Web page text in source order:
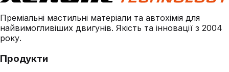
Преміальні мастильні матеріали та автохімія для
найвимогливіших двигунів. Якість та інновації з 2004
року.
Продукти